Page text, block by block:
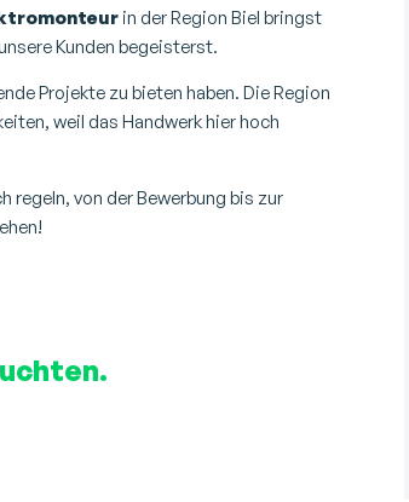
in der Region Biel bringst
Kunden begeisterst.
Projekte zu bieten haben. Die Region
weil das Handwerk hier hoch
regeln, von der Bewerbung bis zur